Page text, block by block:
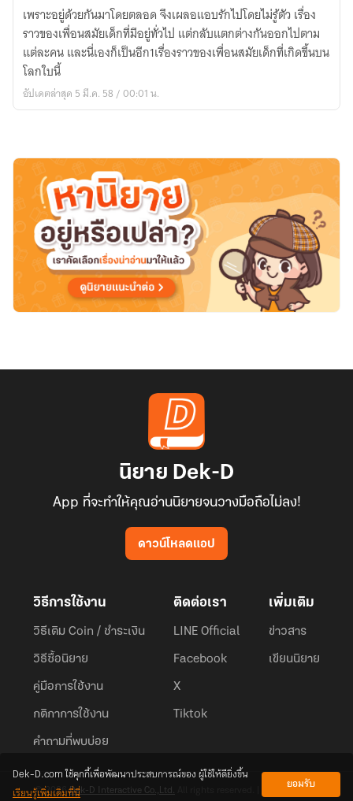
ทำไม!
ถึง
ยัง
ไง
ฉัน
รัก
เธอ
เพราะอยู่ด้วยกันมาโดยตลอด จึงเผลอแอบรักไปโดยไม่รู้ตัว เรื่อง
ราวของเพื่อนสมัยเด็กที่มีอยู่ทั่วไป แต่กลับแตกต่างกันออกไปตาม
แต่ละคน และนี่เองก็เป็นอีก1เรื่องราวของเพื่อนสมัยเด็กที่เกิดขึ้นบน
โลกใบนี้
อัปเดตล่าสุด 5 มี.ค. 58 / 00:01 น.
นิยาย Dek-D
App ที่จะทำให้คุณอ่านนิยายจนวางมือถือไม่ลง!
ดาวน์โหลดแอป
วิธีการใช้งาน
วิธีเติม Coin / ชำระเงิน
วิธีซื้อนิยาย
คู่มือการใช้งาน
กติกาการใช้งาน
คำถามที่พบบ่อย
ติดต่อเรา
LINE Official
Facebook
X
Tiktok
เพิ่มเติม
ข่าวสาร
เขียนนิยาย
© 2026Dek-D Interactive Co.,Ltd.
Dek-D.com ใช้คุกกี้เพื่อพัฒนาประสบการณ์ของ ผู้ใช้ให้ดียิ่งขึ้น
เรียนรู้เพิ่มเติมที่นี่
ยอมรับ